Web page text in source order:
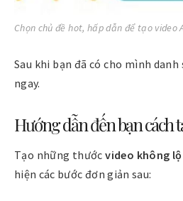
Chọn chủ đề hot, hấp dẫn để tạo video
Sau khi bạn đã có cho mình
ngay.
Hướng dẫn đến bạn cách
Tạo những thướcvideo không
hiện các bước đơn giản sau: